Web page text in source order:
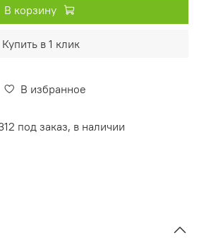
В избранное
В корзину
Купить в 1 клик
под заказ, в наличии